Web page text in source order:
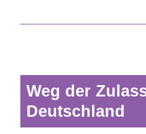
Weg der
Deutschland